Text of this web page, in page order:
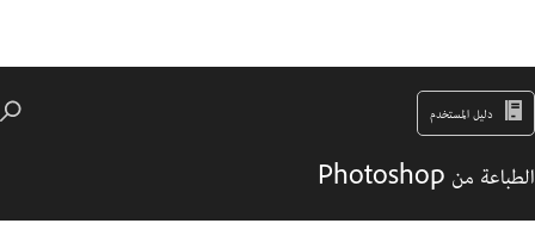
دليل المستخدم
الطباعة من Photoshop